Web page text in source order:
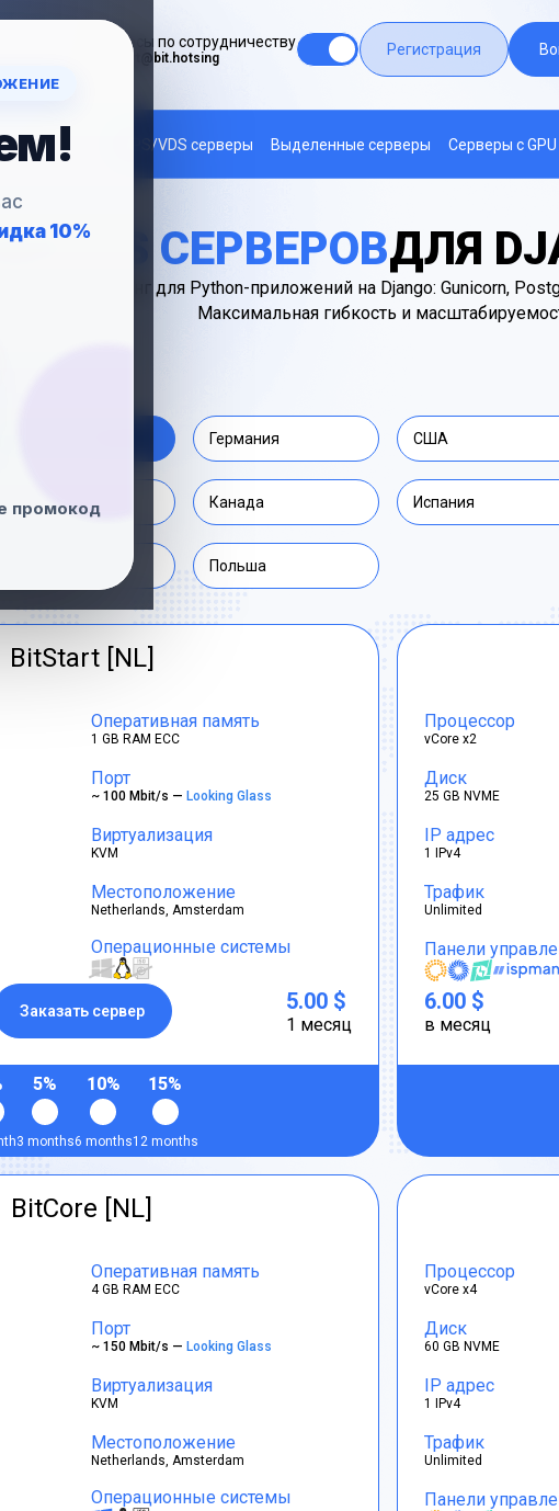
Вопросы по сотрудничеству
support@bit.hotsing Регистрация
VPS/VDS серверы Выделенные серверы Серверы с GPU
VPS СЕРВЕРОВДЛЯ
VPS-хостинг для Python-приложений на Django: Gunicorn,
Максимальная гибкость и
Германия США
Швейцария Канада Испания
Польша
BitStart [NL]
Оперативная память
1 GB RAM ECC
Порт
~ 100 Mbit/s — Looking Glass
Виртуализация
KVM
Местоположение
Netherlands, Amsterdam
Операционные системы
Заказать сервер 5.00 $
1 месяц
5%
3 months
10%
6 months
15%
12 months
Процессор
vCore x2
Диск
25 GB NVME
IP адрес
1 IPv4
Трафик
Unlimited
Панели
6.00 $
в месяц
BitCore [NL]
Оперативная память
4 GB RAM ECC
Порт
~ 150 Mbit/s — Looking Glass
Виртуализация
KVM
Местоположение
Netherlands, Amsterdam
Операционные системы
Процессор
vCore x4
Диск
60 GB NVME
IP адрес
1 IPv4
Трафик
Unlimited
Панели
10%
промокод